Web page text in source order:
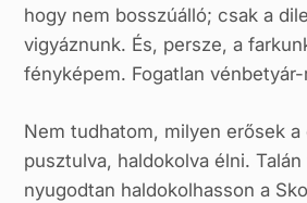
hogy nem bosszúálló; csak a
vigyáznunk. És, persze, a
fényképem. Fogatlan
Nem tudhatom, milyen erősek
pusztulva, haldokolva élni.
nyugodtan haldokolhasson a